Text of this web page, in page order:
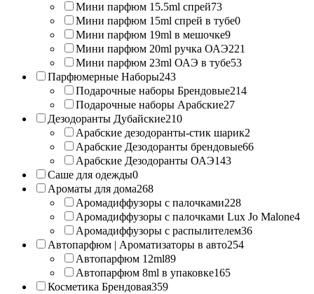
Мини парфюм 15.5ml спрей73
Мини парфюм 15ml спрей в тубе0
Мини парфюм 19ml в мешочке9
Мини парфюм 20ml ручка ОАЭ221
Мини парфюм 23ml ОАЭ в тубе53
Парфюмерные Наборы243
Подарочные наборы Брендовые214
Подарочные наборы Арабские27
Дезодоранты Дубайские210
Арабские дезодоранты-стик шарик2
Арабские Дезодоранты брендовые66
Арабские Дезодоранты ОАЭ143
Саше для одежды0
Ароматы для дома268
Аромадиффузоры с палочками228
Аромадиффузоры с палочками Lux Jo Malone4
Аромадиффузоры с распылителем36
Автопарфюм | Ароматизаторы в авто254
Автопарфюм 12ml89
Автопарфюм 8ml в упаковке165
Косметика Брендовая359